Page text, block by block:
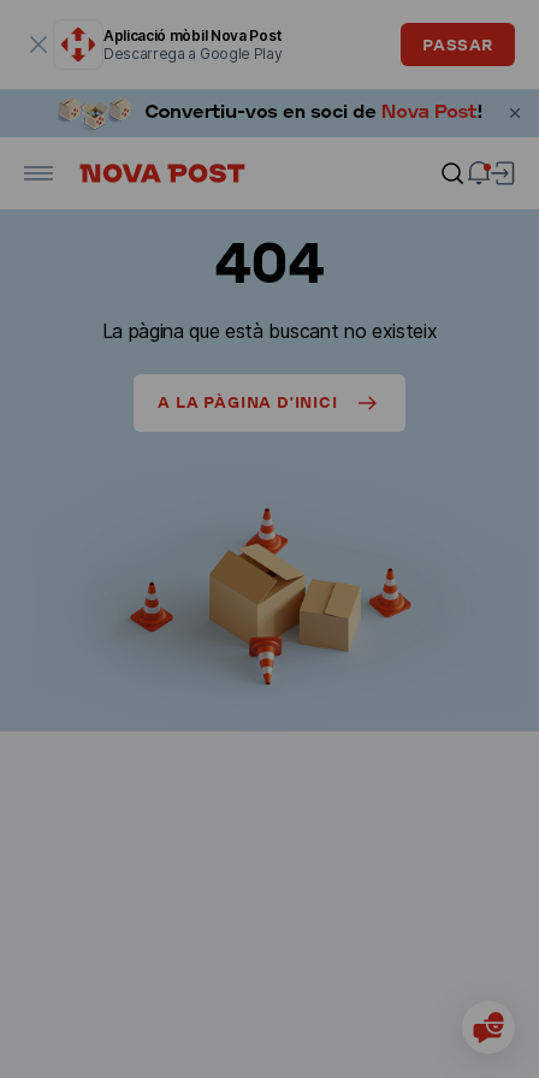
Aplicació mòbil Nova Post
Descarrega a Google Play
PASSAR
404
La pàgina que està buscant no existeix
A LA PÀGINA D'INICI